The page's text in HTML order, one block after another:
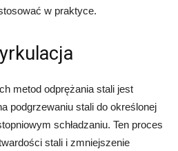
w praktyce.
metod odprężania stali jest
podgrzewaniu stali do określonej
schładzaniu. Ten proces
stali i zmniejszenie